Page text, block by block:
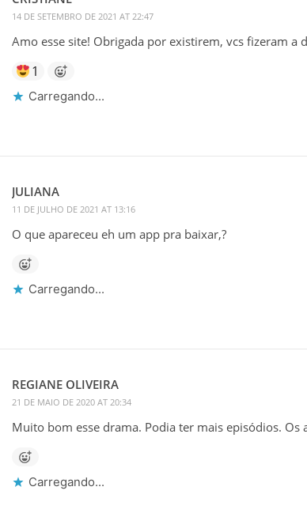
14 DE SETEMBRO DE 2021 AT 22:47
Amo esse site! Obrigada por existirem, vcs fizeram a
1
Carregando...
JULIANA
11 DE JULHO DE 2021 AT 13:16
O que apareceu eh um app pra baixar,?
Carregando...
REGIANE OLIVEIRA
21 DE MAIO DE 2020 AT 20:34
Muito bom esse drama. Podia ter mais episódios. Os
Carregando...